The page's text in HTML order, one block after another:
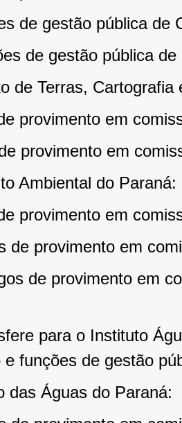
de gestão pública de
de gestão pública
de Terras, Cartografia
provimento em
provimento em
Ambiental do Paraná:
provimento em
de provimento em
de provimento em
para o Instituto
e funções de gestão
das Águas do Paraná: